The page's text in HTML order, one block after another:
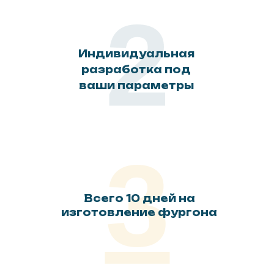
3
Индивидуальная
разработка под
ваши параметры
2
Всего 10 дней на
изготовление фургона
партнёр для Вашего бизнеса.